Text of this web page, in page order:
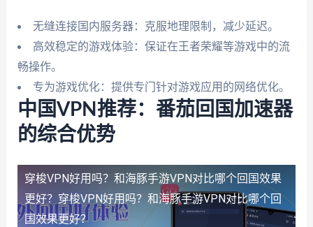
无缝连接国内服务器：克服地理限制，减少延迟。
高效稳定的游戏体验：保证在王者荣耀等游戏中的流
畅操作。
专为游戏优化：提供专门针对游戏应用的网络优化。
中国VPN推荐：番茄回国加速器
的综合优势
穿梭VPN好用吗？和海豚手游VPN对比哪个回国效果
更好？ 穿梭VPN好用吗？和海豚手游VPN对比哪个回
国效果更好？